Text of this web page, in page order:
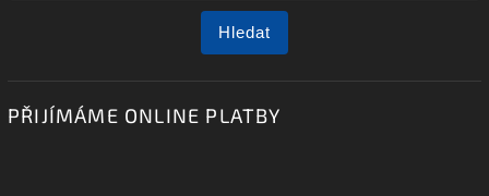
Hledat
PŘIJÍMÁME ONLINE PLATBY